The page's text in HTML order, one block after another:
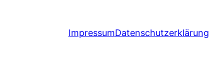
ImpressumDatenschutzerklärung